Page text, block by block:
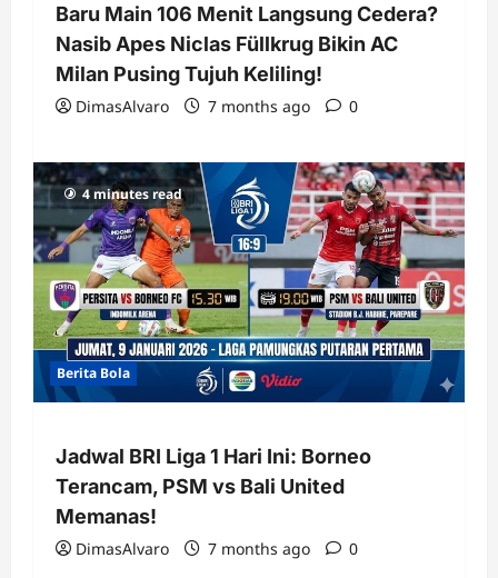
Baru Main 106 Menit Langsung Cedera?
Nasib Apes Niclas Füllkrug Bikin AC
Milan Pusing Tujuh Keliling!
DimasAlvaro 7 months ago 0
4 minutes read
Berita Bola
Jadwal BRI Liga 1 Hari Ini: Borneo
Terancam, PSM vs Bali United
Memanas!
DimasAlvaro 7 months ago 0